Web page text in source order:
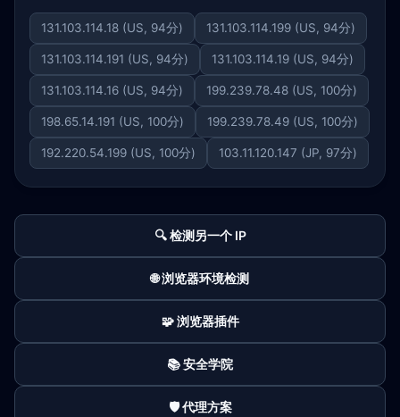
131.103.114.18 (US, 94分) 131.103.114.199 (US, 94分)
131.103.114.191 (US, 94分) 131.103.114.19 (US, 94分)
131.103.114.16 (US, 94分) 199.239.78.48 (US, 100分)
198.65.14.191 (US, 100分) 199.239.78.49 (US, 100分)
192.220.54.199 (US, 100分) 103.11.120.147 (JP, 97分)
🔍 检测另一个 IP
🌐 浏览器环境检测
🧩 浏览器插件
📚 安全学院
🛡️ 代理方案